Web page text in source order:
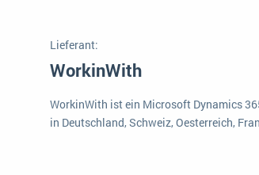
Lieferant:
WorkinWith
WorkinWith ist ein Microsoft Dynamics
in Deutschland, Schweiz, Oesterreich,